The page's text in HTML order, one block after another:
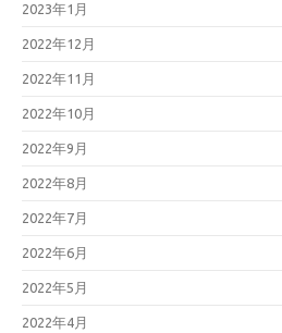
2023年1月
2022年12月
2022年11月
2022年10月
2022年9月
2022年8月
2022年7月
2022年6月
2022年5月
2022年4月